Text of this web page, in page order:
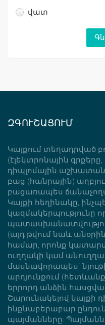
վատ
ԶԳՈՒՇԱՑՈՒՄ
Կայքում տեղադրված
(էլեկտրոնային
դիպլոմային
բաց (հանրային)
բացառապես
Կայքի հեղինակը,
կազմակերպությունը
(այդ թվում նաև
համար, որոնք
ուղղակի կամ
մասնավորապես`
արդյունքում
երրորդ անձին
Շարունակելով կայքի
ինքնաբերաբար
պայմանները: